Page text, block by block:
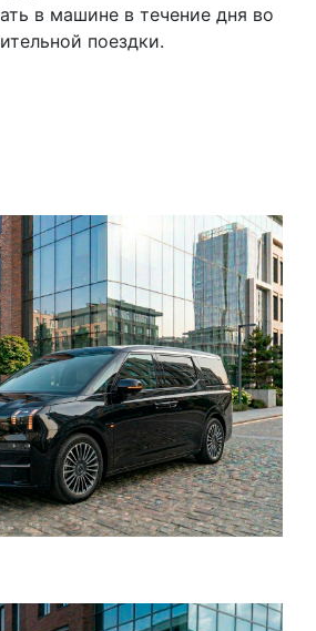
в машине в течение дня во
поездки.